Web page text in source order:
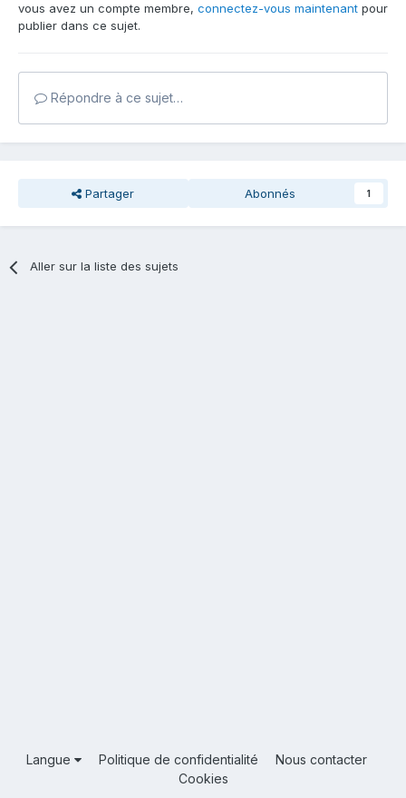
vous avez un compte membre, connectez-vous maintenant pour
publier dans ce sujet.
Répondre à ce sujet…
Partager Abonnés 1
Aller sur la liste des sujets
Langue Politique de confidentialité
Nous contacter
Cookies